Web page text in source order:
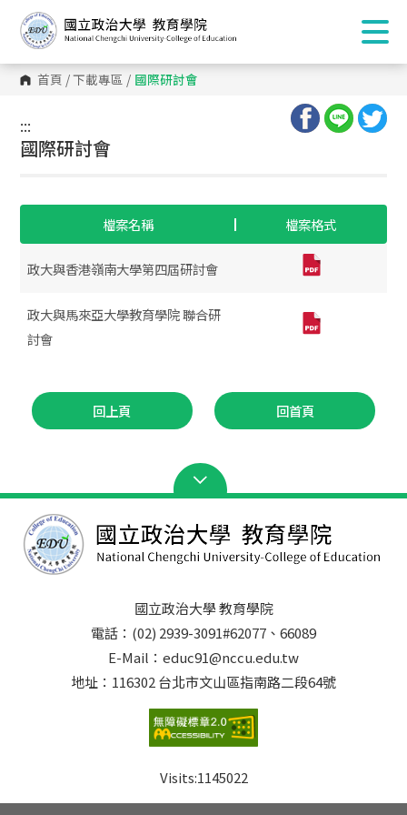
首頁 /下載專區 / 國際研討會
:::
:::
國際研討會
檔案名稱 檔案格式
政大與香港嶺南大學第四屆研討會
政大與馬來亞大學教育學院 聯合研
討會
回上頁 回首頁
國立政治大學 教育學院
電話：(02) 2939-3091#62077、66089
E-Mail：educ91@nccu.edu.tw
地址：116302 台北市文山區指南路二段64號
Visits:1145022